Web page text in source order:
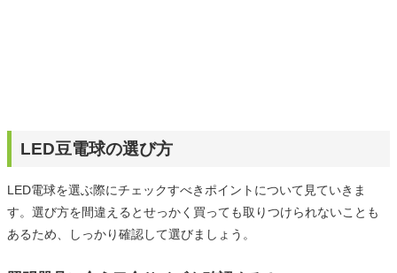
LED豆電球の選び方
LED電球を選ぶ際にチェックすべきポイントについて見ていきま
す。選び方を間違えるとせっかく買っても取りつけられないことも
あるため、しっかり確認して選びましょう。